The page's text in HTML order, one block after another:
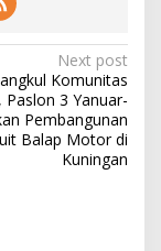
Next post
Komunitas
3 Yanuar-
Pembangunan
Balap Motor di
Kuningan